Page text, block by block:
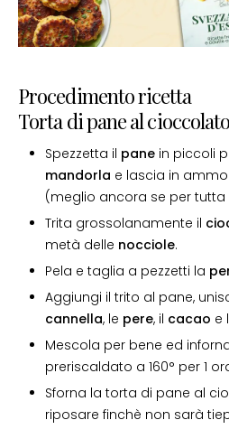
Procedimento ricetta
Torta di pane al cioccolato
Spezzetta il pane in piccoli
mandorla e lascia in
(meglio ancora se per tutta
Trita grossolanamente il
metà delle nocciole.
Pela e taglia a pezzetti la
Aggiungi il trito al pane,
cannella, le pere, il cacao e
Mescola per bene ed
preriscaldato a 160° per 1
Sforna la torta di pane al
riposare finchè non sarà